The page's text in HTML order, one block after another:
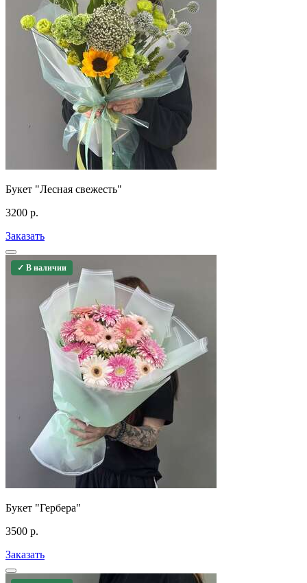
Букет "Лесная свежесть"
3200 р.
Заказать
✓ В наличии
Букет "Гербера"
3500 р.
Заказать